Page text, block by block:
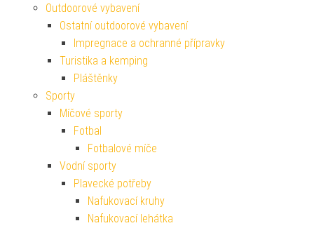
Outdoorové vybavení
Ostatní outdoorové vybavení
Impregnace a ochranné přípravky
Turistika a kemping
Pláštěnky
Sporty
Míčové sporty
Fotbal
Fotbalové míče
Vodní sporty
Plavecké potřeby
Nafukovací kruhy
Nafukovací lehátka